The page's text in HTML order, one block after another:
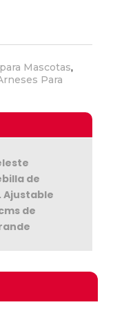
Mascotas,
Para
de
Ajustable
de